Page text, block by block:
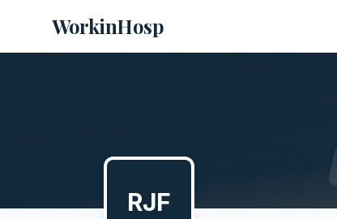
WorkinHosp
RJF